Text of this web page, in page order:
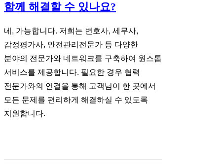
함께 해결할 수 있나요?
네, 가능합니다. 저희는 변호사, 세무사,
감정평가사, 안전관리전문가 등 다양한
분야의 전문가와 네트워크를 구축하여 원스톱
서비스를 제공합니다. 필요한 경우 협력
전문가와의 연결을 통해 고객님이 한 곳에서
모든 문제를 편리하게 해결하실 수 있도록
지원합니다.